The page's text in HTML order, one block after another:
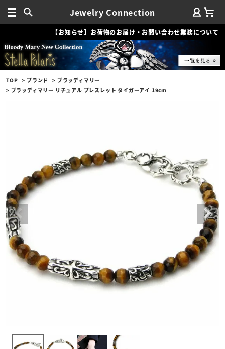
Jewelry Connection
【お知らせ】お荷物のお届け・お問い合わせ業務について
TOP ブランド
ブラッディマリー
ブラッディマリー リチュアル ブレスレット タイガーアイ 19cm